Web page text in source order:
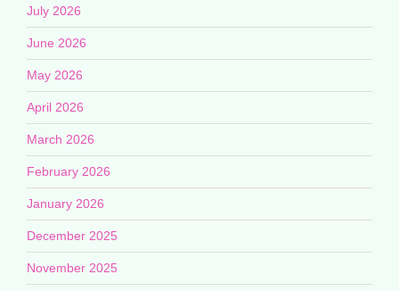
July 2026
June 2026
May 2026
April 2026
March 2026
February 2026
January 2026
December 2025
November 2025